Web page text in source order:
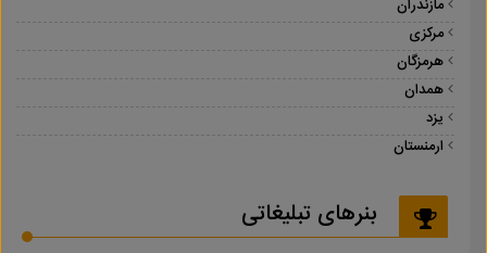
مازندران
مرکزی
هرمزگان
همدان
یزد
ارمنستان
بنرهای تبلیغاتی